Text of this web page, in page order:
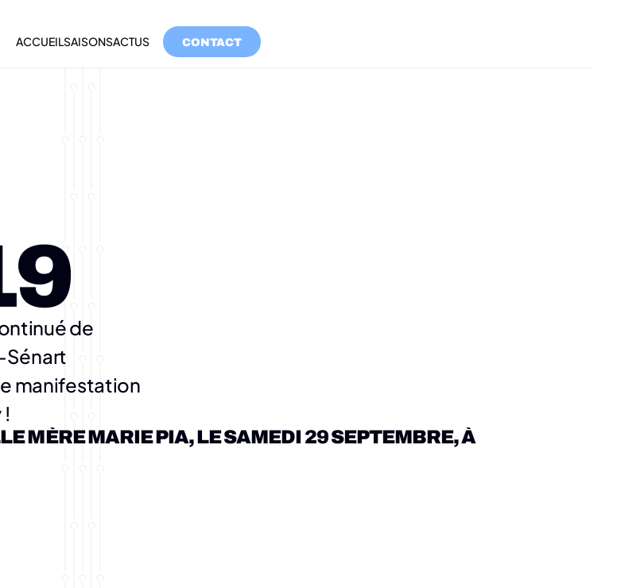
de
Sénart
manifestation
MÈRE MARIE PIA, LE SAMEDI 29 SEPTEMBRE, À
ACCUEILSAISONSACTUS CONTACT